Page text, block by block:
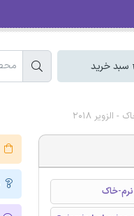
سبد خرید
2018
نرم-خاک